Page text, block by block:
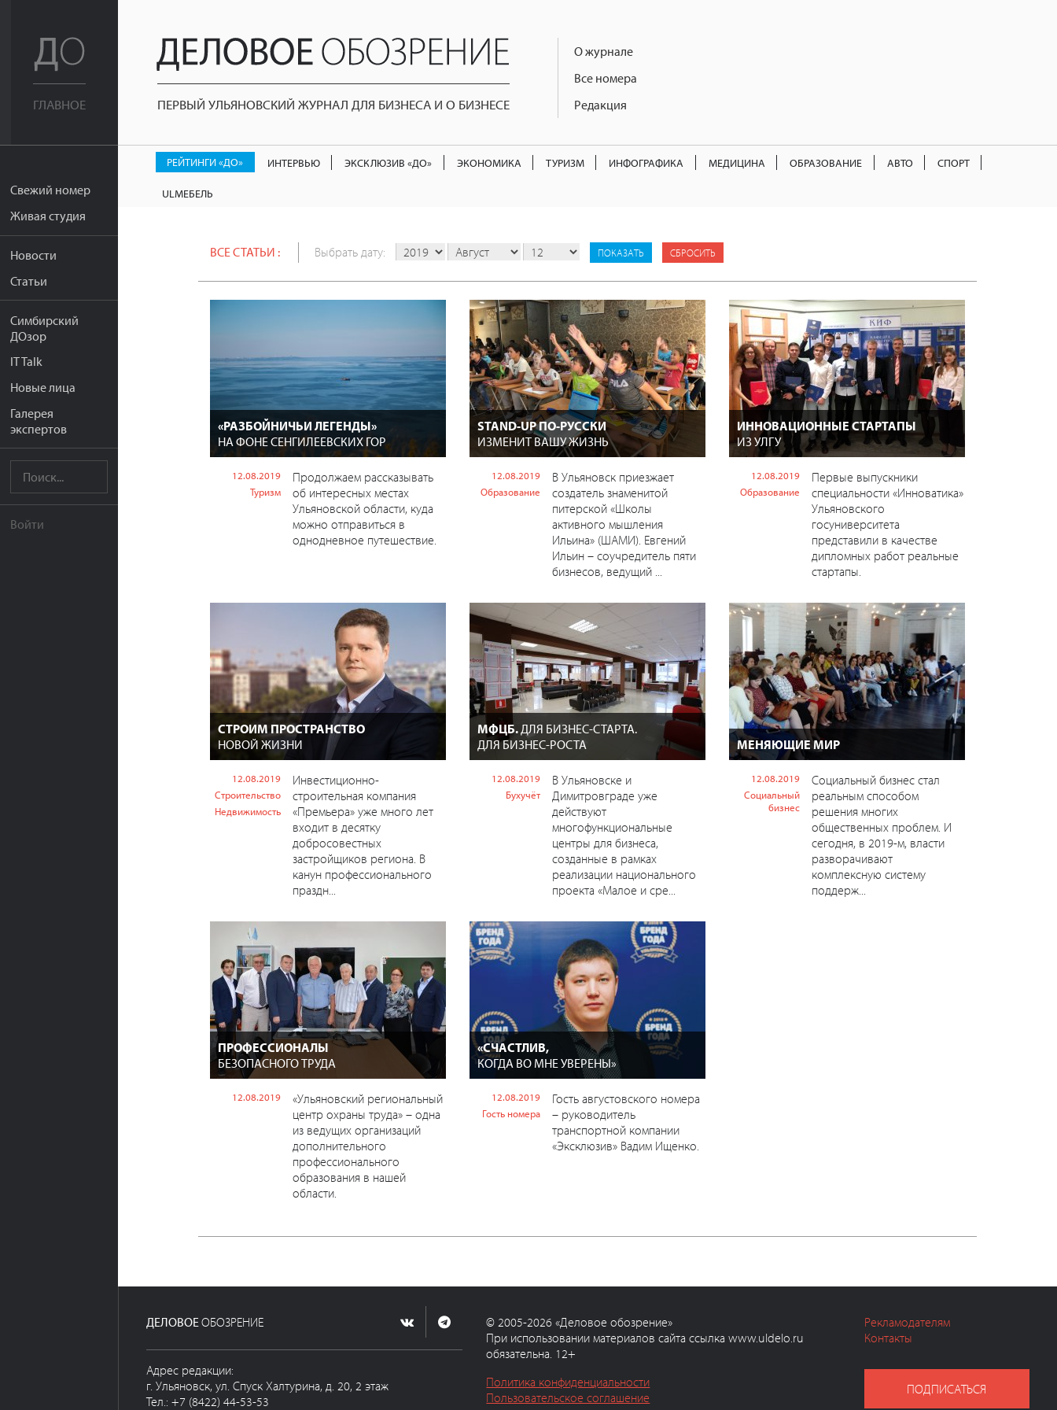
ГЛАВНОЕ
Свежий номер
Живая студия
Новости
Статьи
Симбирский
ДОзор
IT Talk
Новые лица
Галерея
экспертов
Войти
ПЕРВЫЙ УЛЬЯНОВСКИЙ ЖУРНАЛ ДЛЯ БИЗНЕСА И О БИЗНЕСЕ
О журнале
Все номера
Редакция
РЕЙТИНГИ «ДО» ИНТЕРВЬЮ ЭКСКЛЮЗИВ «ДО» ЭКОНОМИКА ТУРИЗМ ИНФОГРАФИКА МЕДИЦИНА ОБРАЗОВАНИЕ АВТО СПОРТ
ULМЕБЕЛЬ
ВСЕ СТАТЬИ : Выбрать дату: СБРОСИТЬ
«РАЗБОЙНИЧЬИ ЛЕГЕНДЫ»
НА ФОНЕ СЕНГИЛЕЕВСКИХ ГОР
12.08.2019
Туризм
Продолжаем рассказывать
об интересных местах
Ульяновской области, куда
можно отправиться в
однодневное путешествие.
STAND-UP ПО-РУССКИ
ИЗМЕНИТ ВАШУ ЖИЗНЬ
12.08.2019
Образование
В Ульяновск приезжает
создатель знаменитой
питерской «Школы
активного мышления
Ильина» (ШАМИ). Евгений
Ильин – соучредитель пяти
бизнесов, ведущий ...
ИННОВАЦИОННЫЕ СТАРТАПЫ
ИЗ УЛГУ
12.08.2019
Образование
Первые выпускники
специальности «Инноватика»
Ульяновского
госуниверситета
представили в качестве
дипломных работ реальные
стартапы.
СТРОИМ ПРОСТРАНСТВО
НОВОЙ ЖИЗНИ
12.08.2019
Строительство
Недвижимость
Инвестиционно-
строительная компания
«Премьера» уже много лет
входит в десятку
добросовестных
застройщиков региона. В
канун профессионального
праздн...
МФЦБ. ДЛЯ БИЗНЕС-СТАРТА.
ДЛЯ БИЗНЕС-РОСТА
12.08.2019
Бухучёт
В Ульяновске и
Димитровграде уже
действуют
многофункциональные
центры для бизнеса,
созданные в рамках
реализации национального
проекта «Малое и сре...
МЕНЯЮЩИЕ МИР
12.08.2019
Социальный
бизнес
Социальный бизнес стал
реальным способом
решения многих
общественных проблем. И
сегодня, в 2019-м, власти
разворачивают
комплексную систему
поддерж...
ПРОФЕССИОНАЛЫ
БЕЗОПАСНОГО ТРУДА
12.08.2019
«Ульяновский региональный
центр охраны труда» – одна
из ведущих организаций
дополнительного
профессионального
образования в нашей
области.
«СЧАСТЛИВ,
КОГДА ВО МНЕ УВЕРЕНЫ»
12.08.2019
Гость номера
Гость августовского номера
– руководитель
транспортной компании
«Эксклюзив» Вадим Ищенко.
ДЕЛОВОЕОБОЗРЕНИЕ
Адрес редакции:
г. Ульяновск, ул. Спуск Халтурина, д. 20, 2 этаж
Тел.: +7 (8422) 44-53-53
© 2005-2026 «Деловое обозрение»
При использовании материалов сайта ссылка www.uldelo.ru
обязательна. 12+
Политика конфиденциальности
Пользовательское соглашение
Рекламодателям
Контакты
ПОДПИСАТЬСЯ